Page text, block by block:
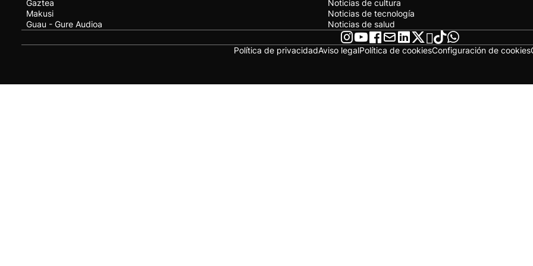
Gaztea
Makusi
Guau - Gure Audioa
Noticias de cultura
Noticias de tecnología
Noticias de salud
Política de privacidadAviso legalPolítica de cookiesConfiguración de cookies